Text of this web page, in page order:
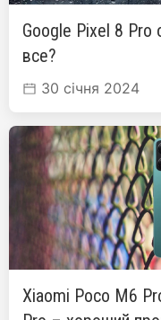
Google Pixel 8 Pro
все?
30 січня 2024
Xiaomi Poco M6